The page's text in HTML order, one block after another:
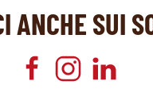
ANCHE SUI